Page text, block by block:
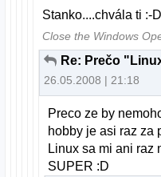
Stanko....chvála ti :-D
Close the Windows
Re: Prečo
26.05.2008 | 21:18
Preco ze by
hobby je asi raz za
Linux sa mi ani raz
SUPER :D